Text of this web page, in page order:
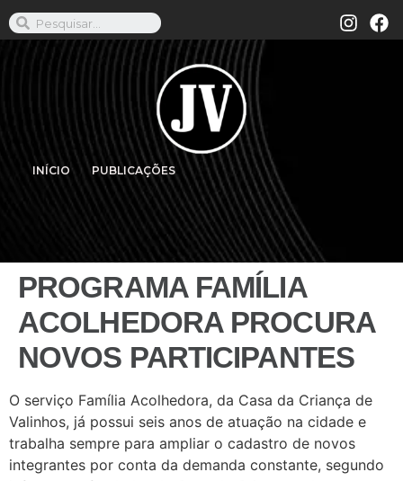
INÍCIO PUBLICAÇÕES
PROGRAMA FAMÍLIA
ACOLHEDORA PROCURA
NOVOS PARTICIPANTES
O serviço Família Acolhedora, da Casa da Criança de
Valinhos, já possui seis anos de atuação na cidade e
trabalha sempre para ampliar o cadastro de novos
integrantes por conta da demanda constante, segundo